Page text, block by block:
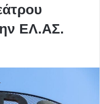
ΕΛ.ΑΣ.